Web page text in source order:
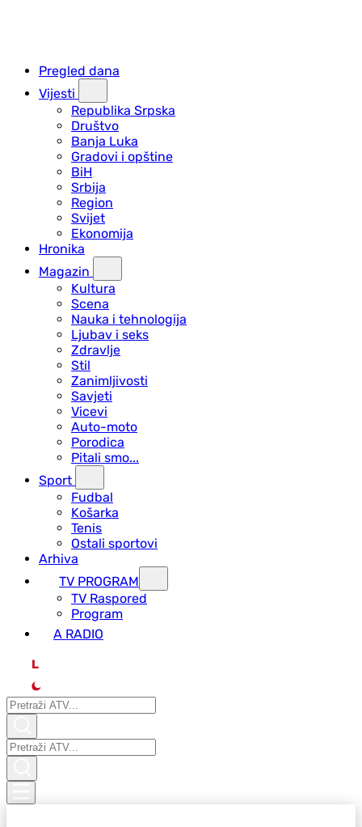
Pregled dana
Vijesti
Republika Srpska
Društvo
Banja Luka
Gradovi i opštine
BiH
Srbija
Region
Svijet
Ekonomija
Hronika
Magazin
Kultura
Scena
Nauka i tehnologija
Ljubav i seks
Zdravlje
Stil
Zanimljivosti
Savjeti
Vicevi
Auto-moto
Porodica
Pitali smo...
Sport
Fudbal
Košarka
Tenis
Ostali sportovi
Arhiva
TV PROGRAM
ТV Raspored
Program
A RADIO
L